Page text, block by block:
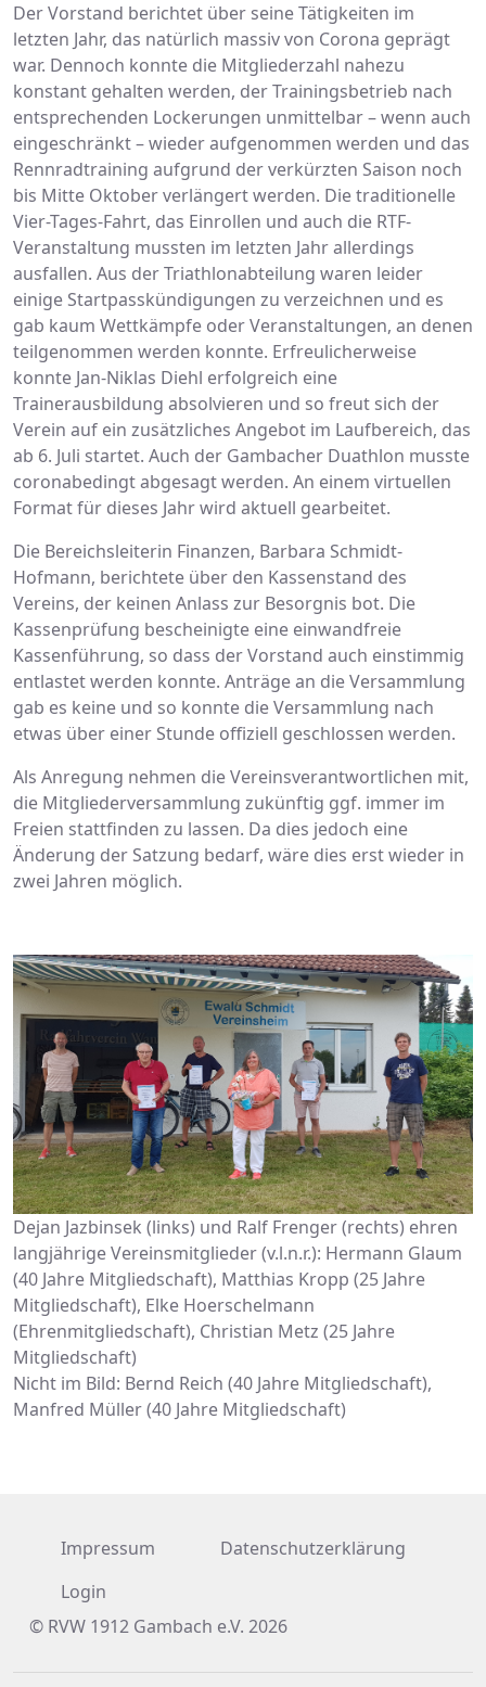
Der Vorstand berichtet über seine Tätigkeiten im
letzten Jahr, das natürlich massiv von Corona geprägt
war. Dennoch konnte die Mitgliederzahl nahezu
konstant gehalten werden, der Trainingsbetrieb nach
entsprechenden Lockerungen unmittelbar – wenn auch
eingeschränkt – wieder aufgenommen werden und das
Rennradtraining aufgrund der verkürzten Saison noch
bis Mitte Oktober verlängert werden. Die traditionelle
Vier-Tages-Fahrt, das Einrollen und auch die RTF-
Veranstaltung mussten im letzten Jahr allerdings
ausfallen. Aus der Triathlonabteilung waren leider
einige Startpasskündigungen zu verzeichnen und es
gab kaum Wettkämpfe oder Veranstaltungen, an denen
teilgenommen werden konnte. Erfreulicherweise
konnte Jan-Niklas Diehl erfolgreich eine
Trainerausbildung absolvieren und so freut sich der
Verein auf ein zusätzliches Angebot im Laufbereich, das
ab 6. Juli startet. Auch der Gambacher Duathlon musste
coronabedingt abgesagt werden. An einem virtuellen
Format für dieses Jahr wird aktuell gearbeitet.
Die Bereichsleiterin Finanzen, Barbara Schmidt-
Hofmann, berichtete über den Kassenstand des
Vereins, der keinen Anlass zur Besorgnis bot. Die
Kassenprüfung bescheinigte eine einwandfreie
Kassenführung, so dass der Vorstand auch einstimmig
entlastet werden konnte. Anträge an die Versammlung
gab es keine und so konnte die Versammlung nach
etwas über einer Stunde offiziell geschlossen werden.
Als Anregung nehmen die Vereinsverantwortlichen mit,
die Mitgliederversammlung zukünftig ggf. immer im
Freien stattfinden zu lassen. Da dies jedoch eine
Änderung der Satzung bedarf, wäre dies erst wieder in
zwei Jahren möglich.
Dejan Jazbinsek (links) und Ralf Frenger (rechts) ehren
langjährige Vereinsmitglieder (v.l.n.r.): Hermann Glaum
(40 Jahre Mitgliedschaft), Matthias Kropp (25 Jahre
Mitgliedschaft), Elke Hoerschelmann
(Ehrenmitgliedschaft), Christian Metz (25 Jahre
Mitgliedschaft)
Nicht im Bild: Bernd Reich (40 Jahre Mitgliedschaft),
Manfred Müller (40 Jahre Mitgliedschaft)
Impressum
Datenschutzerklärung
Login
© RVW 1912 Gambach e.V. 2026